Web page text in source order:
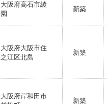
大阪府高石市綾
園
新築
大阪府大阪市住
之江区北島
新築
大阪府岸和田市
新築